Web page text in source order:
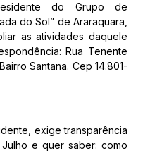
do Grupo de
do Sol” de Araraquara,
as atividades daquele
Rua Tenente
Santana. Cep 14.801-
exige transparência
e quer saber: como